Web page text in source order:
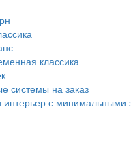
классика
системы на заказ
интерьер с минимальными